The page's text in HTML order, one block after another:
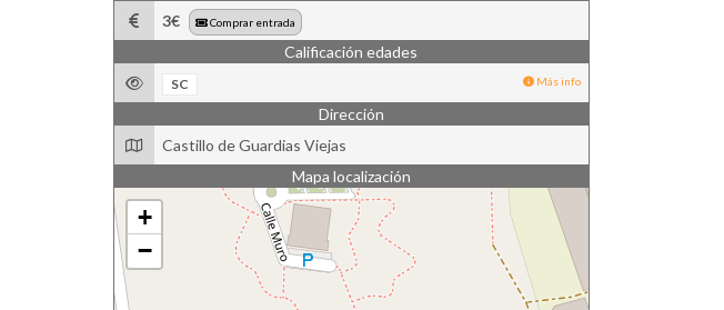
3€
Comprar entrada
Calificación edades
SC Más info
Dirección
Castillo de Guardias Viejas
Mapa localización
+
−